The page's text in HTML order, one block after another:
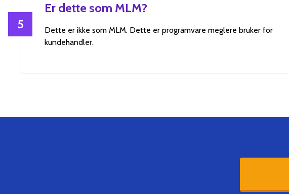
5
Er dette som MLM?
Dette er ikke som MLM. Dette er programvare meglere bruker for
kundehandler.